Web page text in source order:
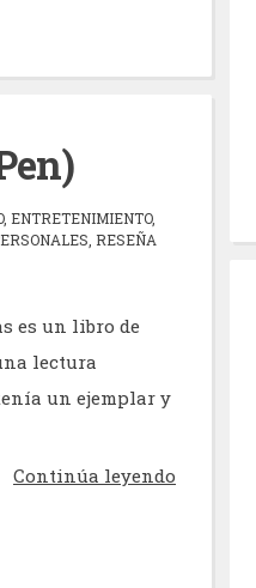
, ENTRETENIMIENTO,
, RESEÑA
es un libro de
lectura
un ejemplar y
Continúa leyendo